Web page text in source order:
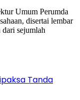
Tanda